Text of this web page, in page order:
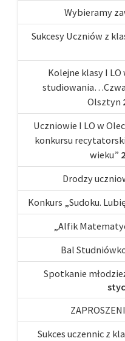
Wybieramy
Sukcesy Uczniów z
Kolejne klasy I
Olsztyn
Uczniowie I LO w
konkursu
wieku”
Drodzy
Konkurs „Sudoku.
„Alfik
Bal
Spotkanie
Sukces uczennic z